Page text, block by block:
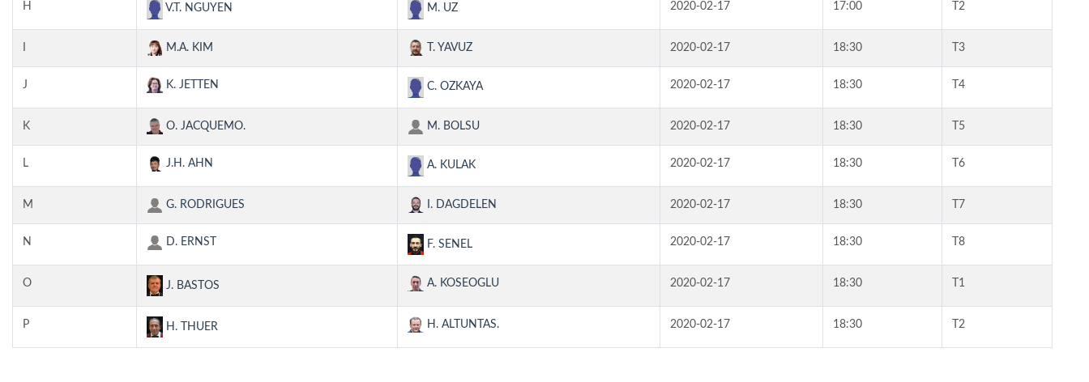
H V.T. NGUYEN M. UZ 2020-02-17 17:00 T2
M.A. KIM T. YAVUZ 2020-02-17 18:30 T3
J K. JETTEN C. OZKAYA 2020-02-17 18:30 T4
K O. JACQUEMO. M. BOLSU 2020-02-17 18:30 T5
L J.H. AHN A. KULAK 2020-02-17 18:30 T6
M G. RODRIGUES I. DAGDELEN 2020-02-17 18:30 T7
N D. ERNST F. SENEL 2020-02-17 18:30 T8
O J. BASTOS A. KOSEOGLU 2020-02-17 18:30 T1
P H. THUER H. ALTUNTAS. 2020-02-17 18:30 T2